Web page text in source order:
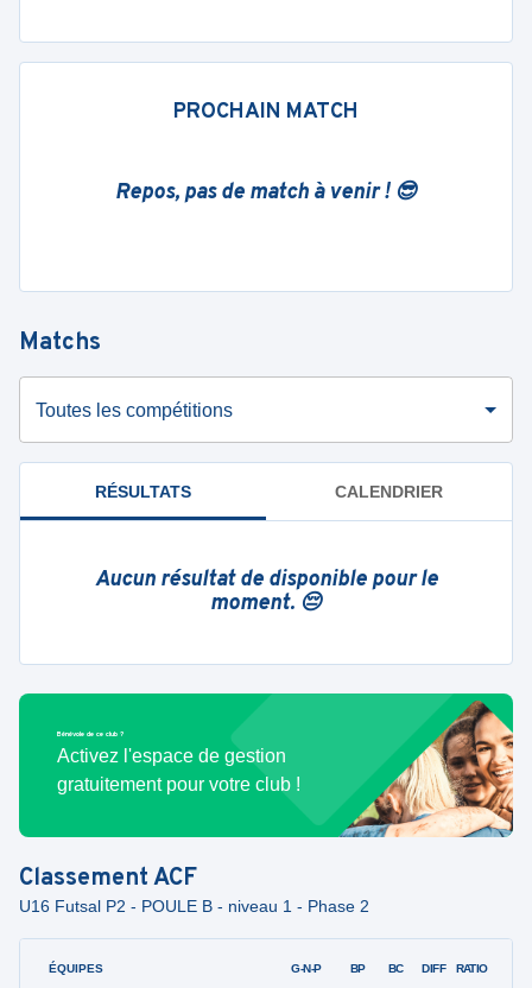
PROCHAIN MATCH
Repos, pas de match à venir ! 😎
Matchs
Toutes les compétitions
RÉSULTATS CALENDRIER
Aucun résultat de disponible pour le
moment. 😔
Bénévole de ce club ?
Activez l'espace de gestion
gratuitement pour votre club !
ClassementACF
U16 Futsal P2 - POULE B - niveau 1 - Phase 2
ÉQUIPES G-N-P BP BC DIFF RATIO